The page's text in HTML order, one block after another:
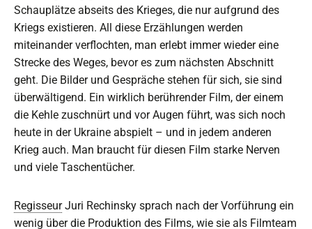
Schauplätze abseits des Krieges, die nur aufgrund des
Kriegs existieren. All diese Erzählungen werden
miteinander verflochten, man erlebt immer wieder eine
Strecke des Weges, bevor es zum nächsten Abschnitt
geht. Die Bilder und Gespräche stehen für sich, sie sind
überwältigend. Ein wirklich berührender Film, der einem
die Kehle zuschnürt und vor Augen führt, was sich noch
heute in der Ukraine abspielt – und in jedem anderen
Krieg auch. Man braucht für diesen Film starke Nerven
und viele Taschentücher.
RegisseurJuri Rechinsky sprach nach der Vorführung ein
wenig über die Produktion des Films, wie sie als Filmteam